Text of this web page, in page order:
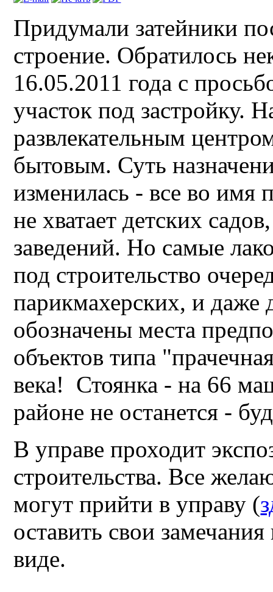
Придумали затейники
строение. Обратилось
16.05.2011 года с
участок под застройку.
развлекательным
бытовым. Суть
изменилась - все во
не хватает детских
заведений. Но самые
под строительство
парикмахерских, и даже
обозначены места
объектов типа
века! Стоянка - на 66
районе не останется -
В управе проходит
строительства. Все
могут прийти в управу (
оставить свои
виде.